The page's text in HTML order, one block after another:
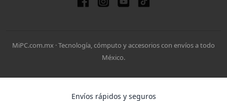
MiPC.com.mx · Tecnología, cómputo y accesorios con envíos a todo
México.
Envíos rápidos y seguros